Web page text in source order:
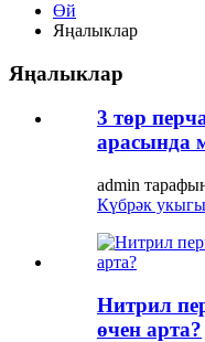
Өй
Яңалыклар
Яңалыклар
3 төр
арасында
admin
Күбрәк
Нитрил
өчен арта?